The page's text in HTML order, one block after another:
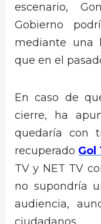
escenario,
Gobierno
mediante una
que en el
En caso de
cierre, ha
quedaría con
recuperado Gol
TV y NET TV
no supondría
audiencia,
ciudadanos.